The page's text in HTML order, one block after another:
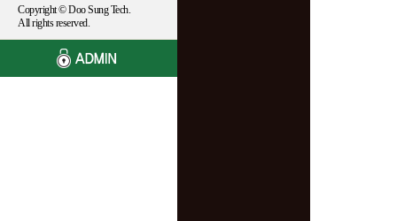
Copyright © Doo Sung Tech.
All rights reserved.